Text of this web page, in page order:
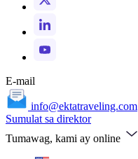
E-mail
info@ektatraveling.com
Sumulat sa direktor
Tumawag, kami ay online